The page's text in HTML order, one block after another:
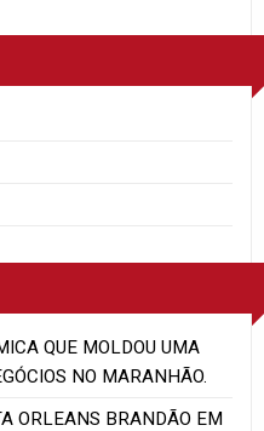
QUE MOLDOU UMA
NO MARANHÃO.
ORLEANS BRANDÃO EM